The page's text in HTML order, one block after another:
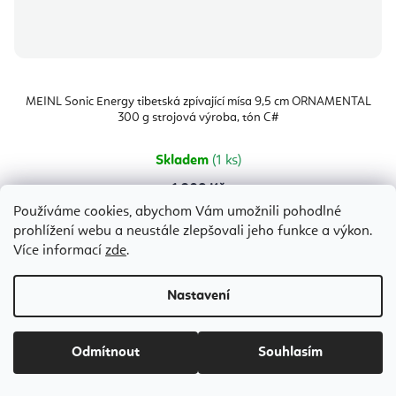
Používáme cookies, abychom Vám umožnili pohodlné
prohlížení webu a neustále zlepšovali jeho funkce a výkon.
Více informací zde.
Nastavení
Odmítnout Souhlasím
MEINL Sonic Energy tibetská zpívající mísa 9,5 cm ORNAMENTAL
300 g strojová výroba, tón C#
Skladem (1 ks)
1 208 Kč
26 cm 50 cm 15 cm